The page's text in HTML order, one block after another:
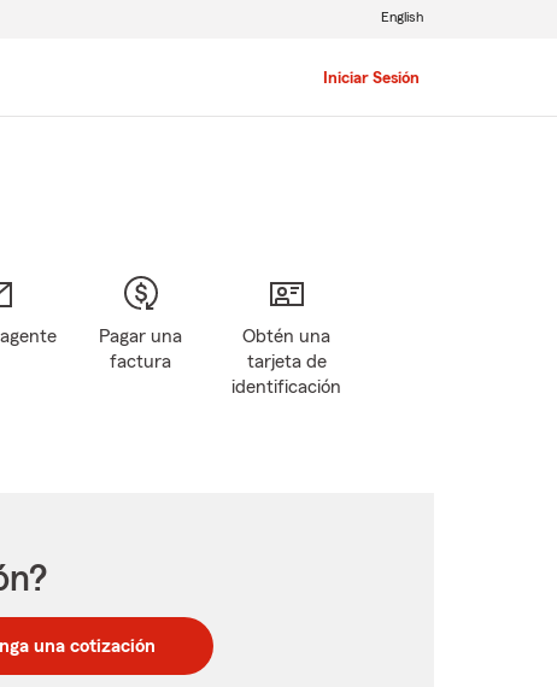
Iniciar Sesión
English
Pagar una
factura
Obtén una
tarjeta de
identificación
una cotización